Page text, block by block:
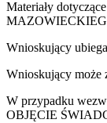
Materiały
Wnioskujący
Wnioskujący może
W przypadku
OBJĘCIE